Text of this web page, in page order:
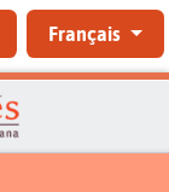
Français